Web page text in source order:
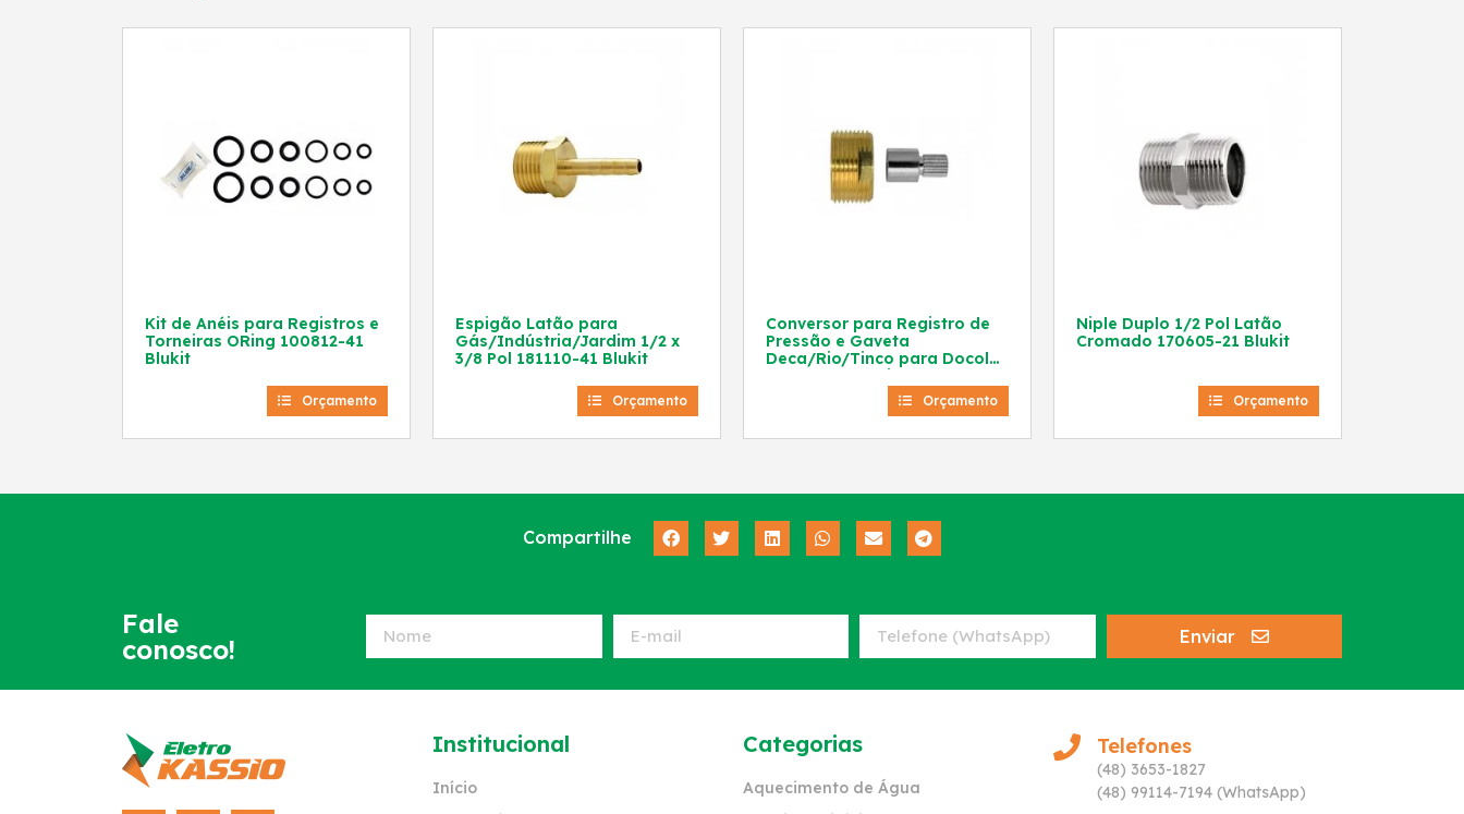
Kit de Anéis para Registros e
Torneiras ORing 100812-41
Blukit
Orçamento
Espigão Latão para
Gás/Indústria/Jardim 1/2 x
3/8 Pol 181110-41 Blukit
Orçamento
Conversor para Registro de
Pressão e Gaveta
Deca/Rio/Tinco para Docol
134901-21 Blukit
Orçamento
Niple Duplo 1/2 Pol Latão
Cromado 170605-21 Blukit
Orçamento
Compartilhe
Fale
conosco!
Enviar
Institucional
Início
Categorias
Aquecimento de Água
Telefones
(48) 3653-1827
(48) 99114-7194 (WhatsApp)